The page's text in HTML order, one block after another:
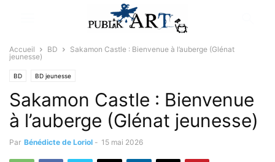
Accueil BD
Sakamon Castle : Bienvenue à l’auberge (Glénat
jeunesse)
BD BD jeunesse
Sakamon Castle : Bienvenue
à l’auberge (Glénat jeunesse)
Par Bénédicte de Loriol - 15 mai 2026